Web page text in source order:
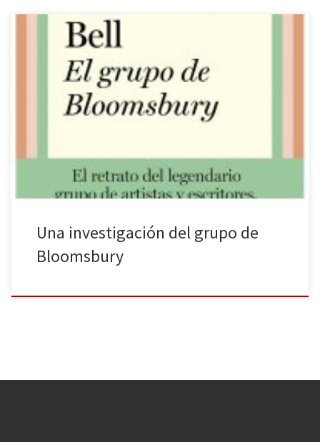
La editorial Taurus, en su sello Clásicos Radicales, ha reeditado El
grupo de Bloomsbury de Quentin Bell que se publicó por primera
vez en español en 1985. Esta nueva edición, que busca una
estética más moderna, colorida y bella, suprime de la cubierta los
Una investigación del grupo de
Bloomsbury